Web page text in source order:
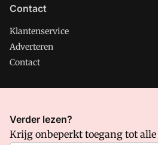
Contact
Klantenservice
Adverteren
Contact
CMweb is onderdeel van VMN media.
waar VMN media voor staat. Op
Verder lezen?
Krijg onbeperkt toegang tot